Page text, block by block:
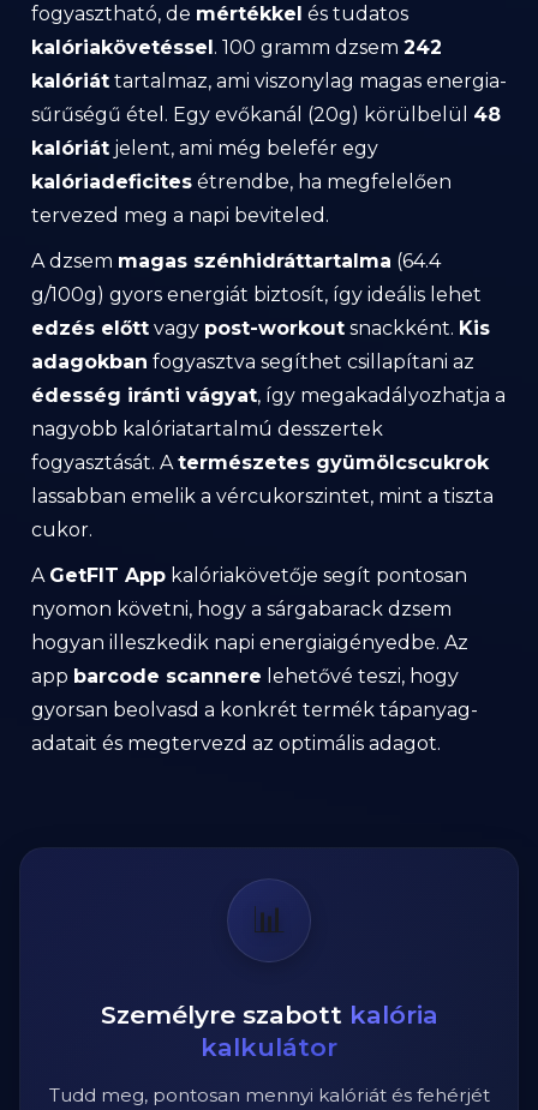
fogyasztható, de mértékkel és tudatos
kalóriakövetéssel. 100 gramm dzsem 242
kalóriát tartalmaz, ami viszonylag magas energia-
sűrűségű étel. Egy evőkanál (20g) körülbelül 48
kalóriát jelent, ami még belefér egy
kalóriadeficites étrendbe, ha megfelelően
tervezed meg a napi beviteled.
A dzsem magas szénhidráttartalma (64.4
g/100g) gyors energiát biztosít, így ideális lehet
edzés előtt vagy post-workout snackként. Kis
adagokban fogyasztva segíthet csillapítani az
édesség iránti vágyat, így megakadályozhatja a
nagyobb kalóriatartalmú desszertek
fogyasztását. A természetes gyümölcscukrok
lassabban emelik a vércukorszintet, mint a tiszta
cukor.
A GetFIT App kalóriakövetője segít pontosan
nyomon követni, hogy a sárgabarack dzsem
hogyan illeszkedik napi energiaigényedbe. Az
app barcode scannere lehetővé teszi, hogy
gyorsan beolvasd a konkrét termék tápanyag-
adatait és megtervezd az optimális adagot.
📊
Személyre szabott kalória
kalkulátor
Tudd meg, pontosan mennyi kalóriát és fehérjét